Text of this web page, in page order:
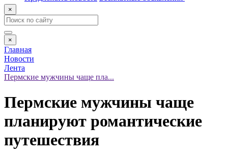
×
×
Главная
Новости
Лента
Пермские мужчины чаще пла...
Пермские мужчины чаще
планируют романтические
путешествия